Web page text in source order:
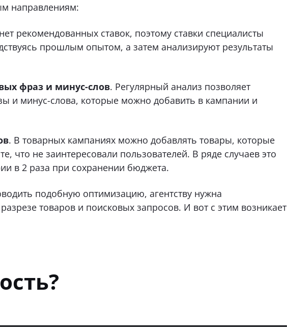
направлениям:
рекомендованных ставок, поэтому ставки специалисты
прошлым опытом, а затем анализируют результаты
фраз и минус-слов. Регулярный анализ позволяет
и минус-слова, которые можно добавить в кампании и
. В товарных кампаниях можно добавлять товары, которые
что не заинтересовали пользователей. В ряде случаев это
в 2 раза при сохранении бюджета.
подобную оптимизацию, агентству нужна
товаров и поисковых запросов. И вот с этим возникает